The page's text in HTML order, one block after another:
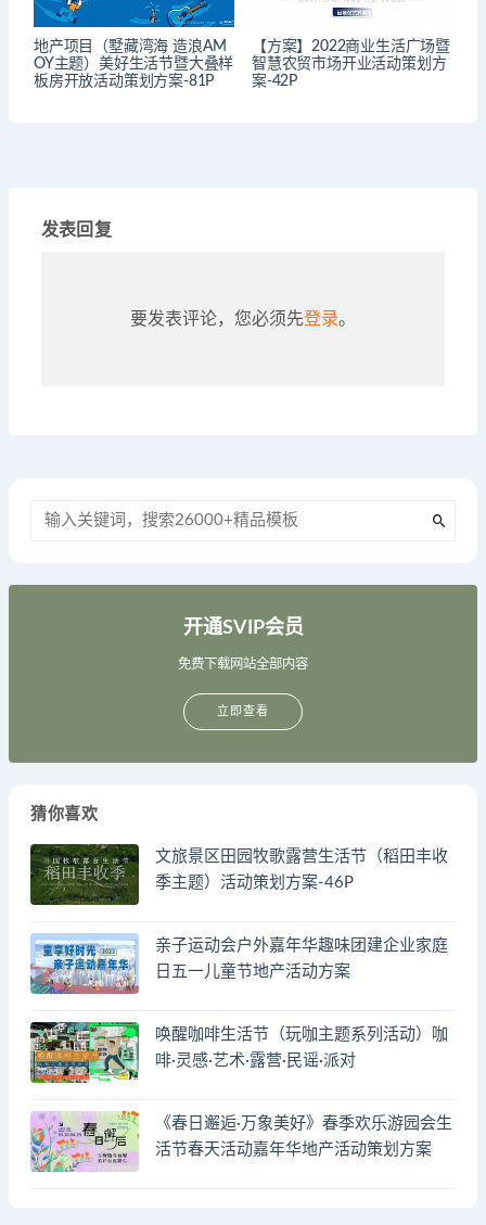
地产项目（墅藏湾海 造浪AM
OY主题）美好生活节暨大叠样
板房开放活动策划方案-81P
【方案】2022商业生活广场暨
智慧农贸市场开业活动策划方
案-42P
发表回复
要发表评论，您必须先登录。
开通SVIP会员
免费下载网站全部内容
立即查看
猜你喜欢
文旅景区田园牧歌露营生活节（稻田丰收
季主题）活动策划方案-46P
亲子运动会户外嘉年华趣味团建企业家庭
日五一儿童节地产活动方案
唤醒咖啡生活节（玩咖主题系列活动）咖
啡·灵感·艺术·露营·民谣·派对
《春日邂逅·万象美好》春季欢乐游园会生
活节春天活动嘉年华地产活动策划方案